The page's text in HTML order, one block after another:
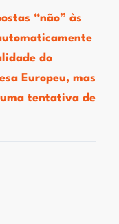
“não” às
do
Europeu, mas
tentativa de